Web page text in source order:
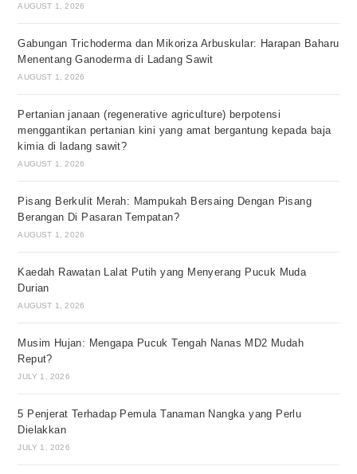
AUGUST 1, 2026
Gabungan Trichoderma dan Mikoriza Arbuskular: Harapan Baharu
Menentang Ganoderma di Ladang Sawit
AUGUST 1, 2026
Pertanian janaan (regenerative agriculture) berpotensi
menggantikan pertanian kini yang amat bergantung kepada baja
kimia di ladang sawit?
AUGUST 1, 2026
Pisang Berkulit Merah: Mampukah Bersaing Dengan Pisang
Berangan Di Pasaran Tempatan?
AUGUST 1, 2026
Kaedah Rawatan Lalat Putih yang Menyerang Pucuk Muda
Durian
AUGUST 1, 2026
Musim Hujan: Mengapa Pucuk Tengah Nanas MD2 Mudah
Reput?
JULY 1, 2026
5 Penjerat Terhadap Pemula Tanaman Nangka yang Perlu
Dielakkan
JULY 1, 2026